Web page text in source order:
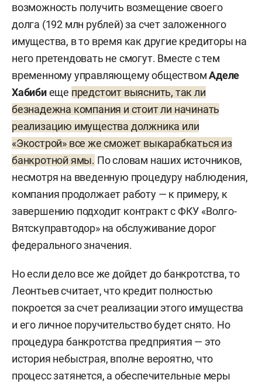
возможность получить возмещение своего
долга (192 млн рублей) за счет заложенного
имущества, в то время как другие кредиторы на
него претендовать не смогут. Вместе с тем
временному управляющему обществомАделе
Хабибиеще предстоит выяснить, так ли
безнадежна компания и стоит ли начинать
реализацию имущества должника или
«Экострой» все же сможет выкарабкаться из
банкротной ямы. По словам наших источников,
несмотря на введенную процедуру наблюдения,
компания продолжает работу — к примеру, к
завершению подходит контракт с ФКУ «Волго-
Вятскуправтодор» на обслуживание дорог
федерального значения.
Но если дело все же дойдет до банкротства, то
Леонтьев считает, что кредит полностью
покроется за счет реализации этого имущества
и его личное поручительство будет снято. Но
процедура банкротства предприятия — это
история небыстрая, вполне вероятно, что
процесс затянется, а обеспечительные меры